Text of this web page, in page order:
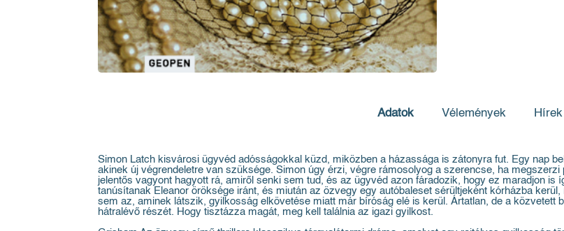
Adatok Vélemények Hírek
Simon Latch kisvárosi ügyvéd adósságokkal küzd, miközben a házassága is zátonyra fut. Egy nap
akinek új végrendeletre van szüksége. Simon úgy érzi, végre rámosolyog a szerencse, ha
jelentős vagyont hagyott rá, amiről senki sem tud, és az ügyvéd azon fáradozik, hogy ez maradjon
tanúsítanak Eleanor öröksége iránt, és miután az özvegy egy autóbaleset sérültjeként kórházba
sem az, aminek látszik, gyilkosság elkövetése miatt már bíróság elé is kerül. Ártatlan, de a közvetett
hátralévő részét. Hogy tisztázza magát, meg kell találnia az igazi gyilkost.